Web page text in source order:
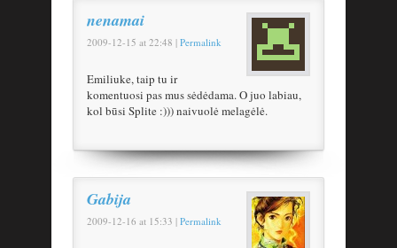
nenamai
2009-12-15 at 22:48 | Permalink
Emiliuke, taip tu ir
komentuosi pas mus sėdėdama. O juo labiau,
kol būsi Splite :))) naivuolė melagėlė.
Gabija
2009-12-16 at 15:33 | Permalink